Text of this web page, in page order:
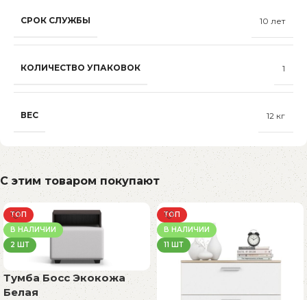
СРОК СЛУЖБЫ 10 лет
КОЛИЧЕСТВО УПАКОВОК 1
ВЕС 12 кг
С этим товаром покупают
ТОП
В НАЛИЧИИ
2 ШТ
Тумба Босс Экокожа
Белая
ТОП
В НАЛИЧИИ
11 ШТ